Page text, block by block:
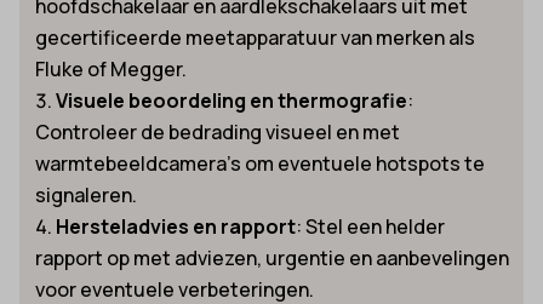
hoofdschakelaar en aardlekschakelaars uit met
gecertificeerde meetapparatuur van merken als
Fluke of Megger.
Visuele beoordeling en thermografie:
Controleer de bedrading visueel en met
warmtebeeldcamera’s om eventuele hotspots te
signaleren.
Hersteladvies en rapport: Stel een helder
rapport op met adviezen, urgentie en aanbevelingen
voor eventuele verbeteringen.